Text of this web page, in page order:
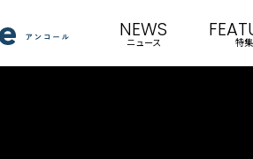
NEWS
ニュース 特集